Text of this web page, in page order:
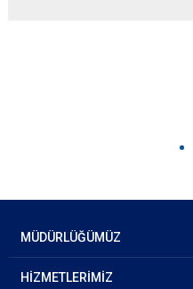
MÜDÜRLÜĞÜMÜZ
HİZMETLERİMİZ